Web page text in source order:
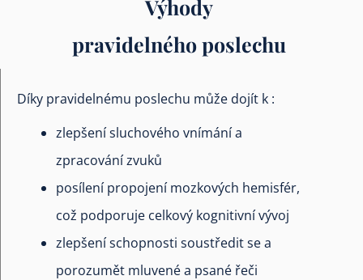
Výhody
pravidelného poslechu
Díky pravidelnému poslechu může dojít k :
zlepšení sluchového vnímání a
zpracování zvuků
posílení propojení mozkových hemisfér,
což podporuje celkový kognitivní vývoj
zlepšení schopnosti soustředit se a
porozumět mluvené a psané řeči